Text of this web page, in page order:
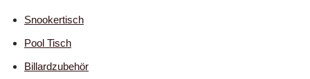
Snookertisch
Pool Tisch
Billardzubehör